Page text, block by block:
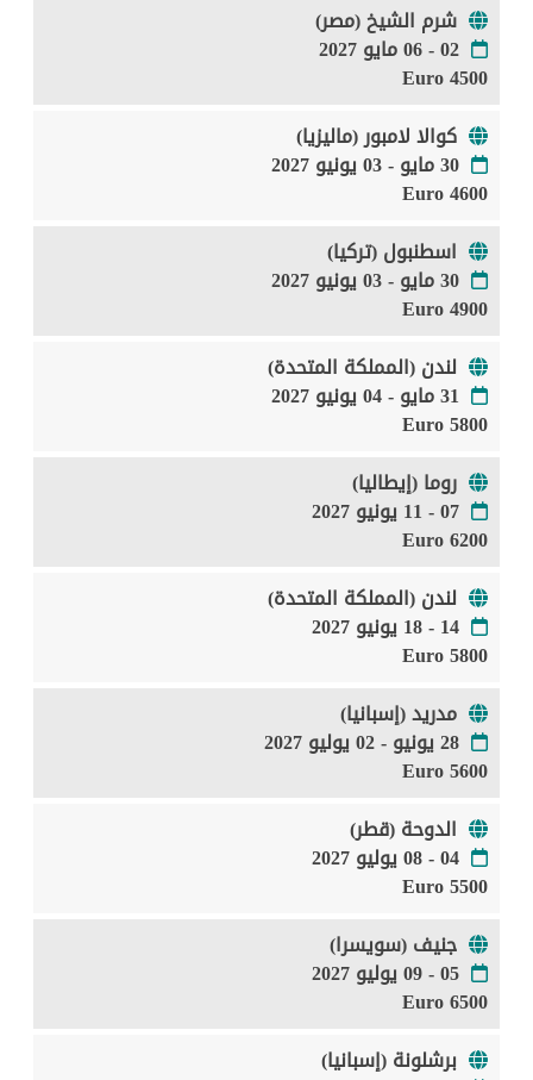
شرم الشيخ (مصر)
02 - 06 مايو 2027
4500 Euro
كوالا لامبور (ماليزيا)
30 مايو - 03 يونيو 2027
4600 Euro
اسطنبول (تركيا)
30 مايو - 03 يونيو 2027
4900 Euro
لندن (المملكة المتحدة)
31 مايو - 04 يونيو 2027
5800 Euro
روما (إيطاليا)
07 - 11 يونيو 2027
6200 Euro
لندن (المملكة المتحدة)
14 - 18 يونيو 2027
5800 Euro
مدريد (إسبانيا)
28 يونيو - 02 يوليو 2027
5600 Euro
الدوحة (قطر)
04 - 08 يوليو 2027
5500 Euro
جنيف (سويسرا)
05 - 09 يوليو 2027
6500 Euro
برشلونة (إسبانيا)